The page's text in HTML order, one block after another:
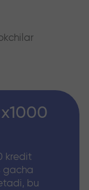
kredit
gacha
bu